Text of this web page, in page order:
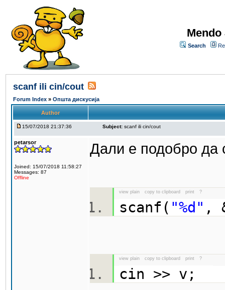
Search
scanf ili cin/cout
Forum Index » Општа дискусија
Author
15/07/2018 21:37:36 Subject: scanf ili cin/cout
petarsor
Joined: 15/07/2018 11:58:27
Messages: 87
Offline
Дали е подобро да
view plain copy to clipboard print ?
scanf( "%d" ,
view plain copy to clipboard print ?
cin >> v;